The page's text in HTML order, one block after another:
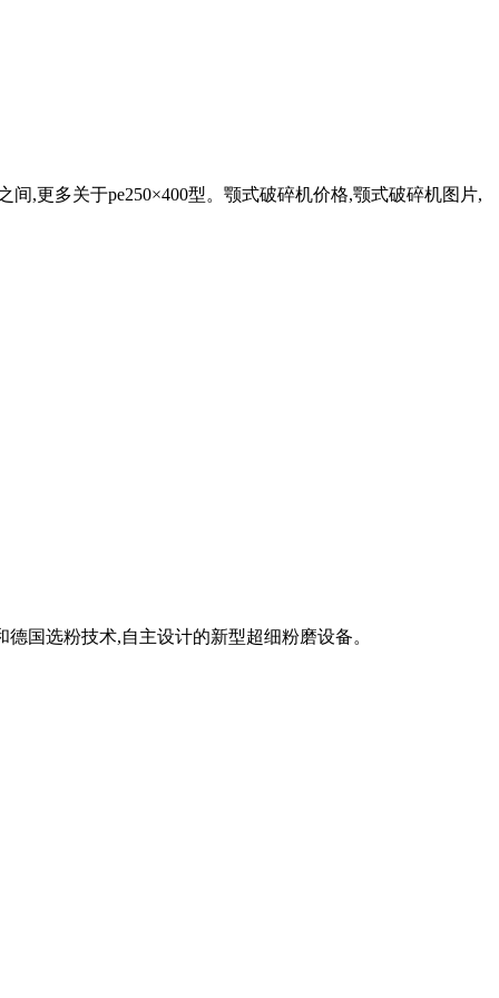
间,更多关于pe250×400型。颚式破碎机价格,颚式破碎机图片,
国选粉技术,自主设计的新型超细粉磨设备。